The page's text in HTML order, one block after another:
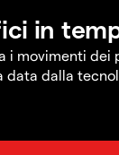
in
i movimenti dei
data dalla